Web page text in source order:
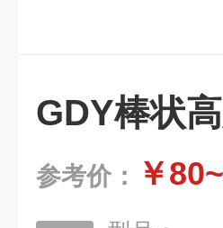
GDY棒状
参考价： ￥